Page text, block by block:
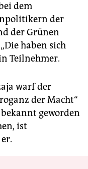
dem
der
der Grünen
haben sich
Teilnehmer.
warf der
der Macht“
geworden
ist